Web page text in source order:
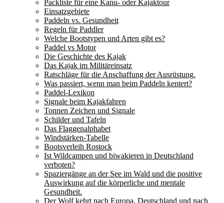
Packliste für eine Kanu- oder Kajaktour
Einsatzgebiete
Paddeln vs. Gesundheit
Regeln für Paddler
Welche Bootstypen und Arten gibt es?
Paddel vs Motor
Die Geschichte des Kajak
Das Kajak im Militäreinsatz
Ratschläge für die Anschaffung der Ausrüstung.
Was passiert, wenn man beim Paddeln kentert?
Paddel-Lexikon
Signale beim Kajakfahren
Tonnen Zeichen und Signale
Schilder und Tafeln
Das Flaggenalphabet
Windstärken-Tabelle
Bootsverleih Rostock
Ist Wildcampen und biwakieren in Deutschland
verboten?
Spaziergänge an der See im Wald und die positive
Auswirkung auf die körperliche und mentale
Gesundheit.
Der Wolf kehrt nach Europa, Deutschland und nach